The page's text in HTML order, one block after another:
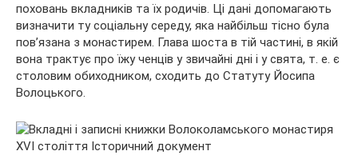
поховань вкладників та їх родичів. Ці дані допомагають
визначити ту соціальну середу, яка найбільш тісно була
пов’язана з монастирем. Глава шоста в тій частині, в якій
вона трактує про їжу ченців у звичайні дні і у свята, т. е. є
столовим обиходником, сходить до Статуту Йосипа
Волоцького.